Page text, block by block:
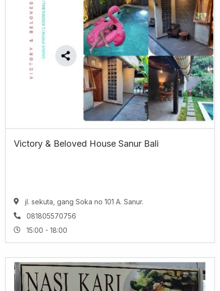
Victory & Beloved House Sanur Bali
jl. sekuta, gang Soka no 101 A. Sanur.
081805570756
15:00 - 18:00